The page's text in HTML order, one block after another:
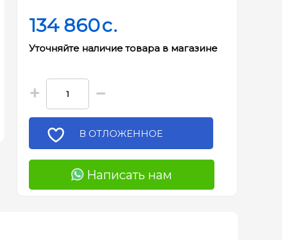
134 860c.
Уточняйте наличие товара в магазине
+ −
В ОТЛОЖЕННОЕ
Написать нам